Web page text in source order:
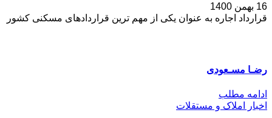
16 بهمن 1400
قرارداد اجاره به عنوان یکی از مهم ترین قراردادهای مسکنی کشور
رضـا مسـعودی
ادامه مطلب
اخبار املاک و مستقلات